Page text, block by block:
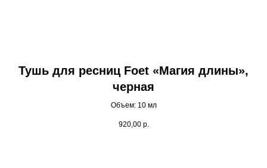
Тушь для ресниц Foet «Магия длины»,
черная
Объем: 10 мл
920,00 р.